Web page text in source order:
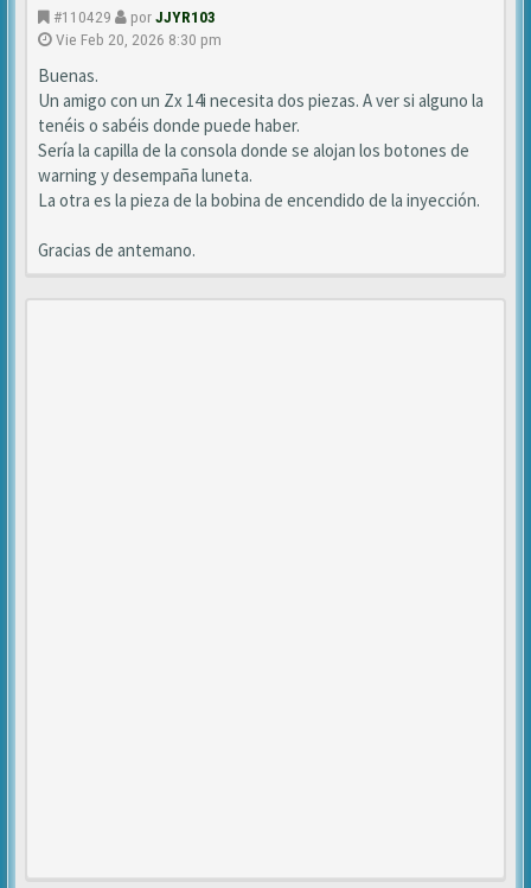
#110429 porJJYR103
Vie Feb 20, 2026 8:30 pm
Buenas.
Un amigo con un Zx 14i necesita dos piezas. A ver si alguno la
tenéis o sabéis donde puede haber.
Sería la capilla de la consola donde se alojan los botones de
warning y desempaña luneta.
La otra es la pieza de la bobina de encendido de la inyección.
Gracias de antemano.